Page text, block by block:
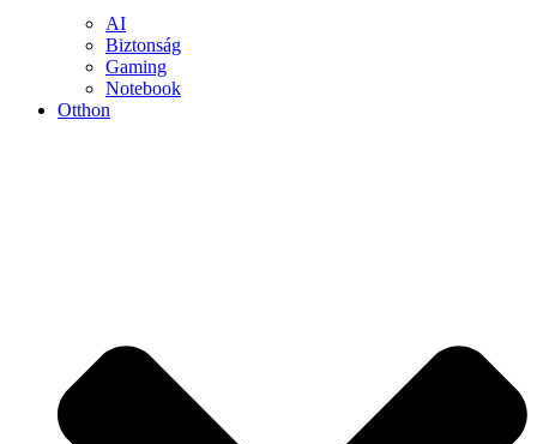
AI
Biztonság
Gaming
Notebook
Otthon